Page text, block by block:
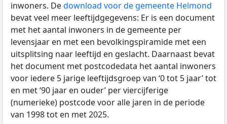
inwoners. Dedownload voor de gemeente Helmond
bevat veel meer leeftijdgegevens: Er is een document
met het aantal inwoners in de gemeente per
levensjaar en met een bevolkingspiramide met een
uitsplitsing naar leeftijd en geslacht. Daarnaast bevat
het document met postcodedata het aantal inwoners
voor iedere 5 jarige leeftijdsgroep van ‘0 tot 5 jaar’ tot
en met ‘90 jaar en ouder’ per viercijferige
(numerieke) postcode voor alle jaren in de periode
van 1998 tot en met 2025.